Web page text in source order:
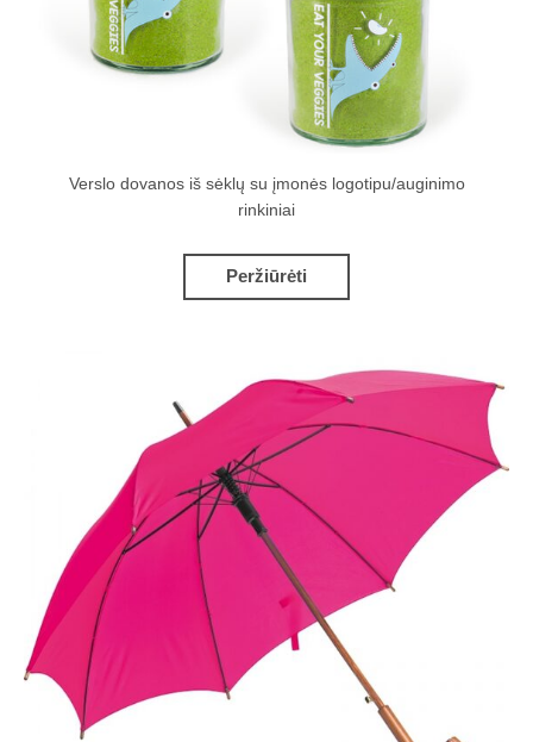
Verslo dovanos iš sėklų su įmonės logotipu/auginimo
rinkiniai
Peržiūrėti